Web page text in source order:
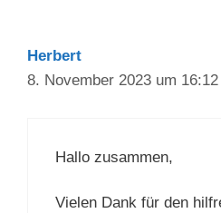
Herbert
8. November 2023 um
Hallo zusammen,
Vielen Dank für den